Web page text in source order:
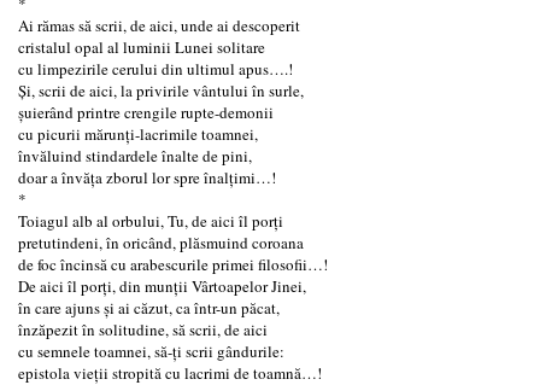
Ai rămas să scrii, de aici, unde ai descoperit
cristalul opal al luminii Lunei solitare
cu limpezirile cerului din ultimul apus….!
Și, scrii de aici, la privirile vântului în surle,
şuierând printre crengile rupte-demonii
cu picurii mărunți-lacrimile toamnei,
învăluind stindardele înalte de pini,
doar a învăța zborul lor spre înalțimi…!
*
Toiagul alb al orbului, Tu, de aici îl porți
pretutindeni, în oricând, plăsmuind coroana
de foc încinsă cu arabescurile primei filosofii…!
De aici îl porți, din munții Vârtoapelor Jinei,
în care ajuns și ai căzut, ca într-un păcat,
înzăpezit în solitudine, să scrii, de aici
cu semnele toamnei, să-ți scrii gândurile:
epistola vieții stropită cu lacrimi de toamnă…!